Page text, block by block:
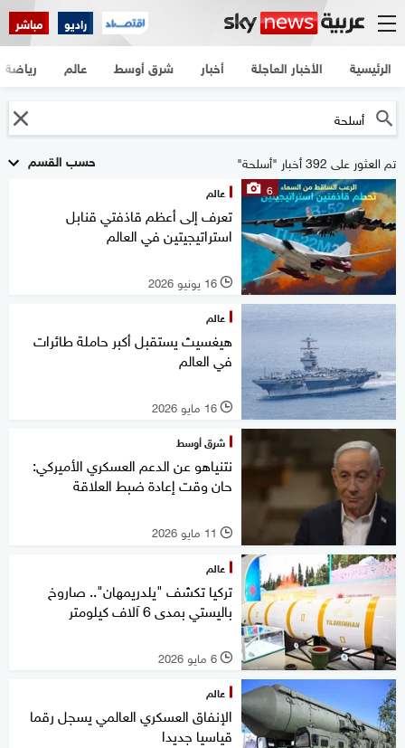
راديو مباشر
الرئيسية الأخبار العاجلة أخبار شرق أوسط عالم رياضة
حسب القسم تم العثور على 392 أخبار "أسلحة"
6 عالم
تعرف إلى أعظم قاذفتي قنابل
استراتيجيتين في العالم
l 16 يونيو 2026
عالم
هيغسيث يستقبل أكبر حاملة طائرات
في العالم
l 16 مايو 2026
شرق أوسط
نتنياهو عن الدعم العسكري الأميركي:
حان وقت إعادة ضبط العلاقة
l 11 مايو 2026
عالم
تركيا تكشف "يلدريمهان".. صاروخ
باليستي بمدى 6 آلاف كيلومتر
l 6 مايو 2026
عالم
الإنفاق العسكري العالمي يسجل رقما
قياسيا جديدا